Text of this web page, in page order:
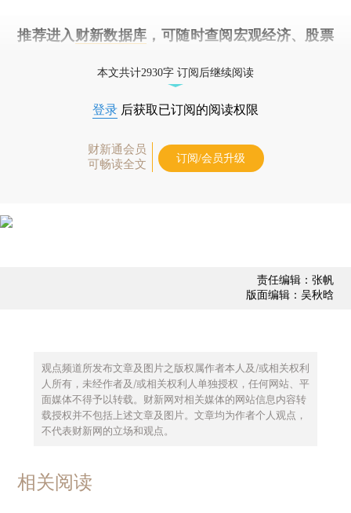
推荐进入 财新数据库 ，可随时查阅宏观经济、股票
本文共计2930字 订阅后继续阅读
登录 后获取已订阅的阅读权限
财新通会员
可畅读全文
订阅/会员升级
责任编辑：张帆
版面编辑：吴秋晗
观点频道所发布文章及图片之版权属作者本人及/或相关权利
人所有，未经作者及/或相关权利人单独授权，任何网站、平
面媒体不得予以转载。财新网对相关媒体的网站信息内容转
载授权并不包括上述文章及图片。文章均为作者个人观点，
不代表财新网的立场和观点。
相关阅读